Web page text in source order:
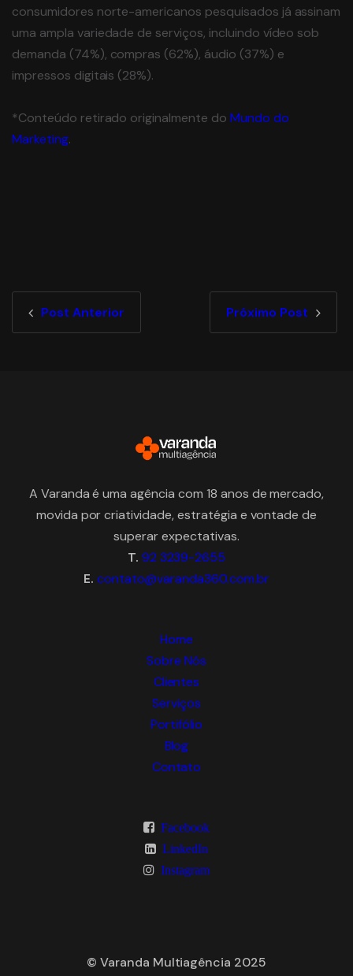
consumidores norte-americanos pesquisados já assinam
uma ampla variedade de serviços, incluindo vídeo sob
demanda (74%), compras (62%), áudio (37%) e
impressos digitais (28%).
*Conteúdo retirado originalmente do Mundo do
Marketing.
Post Anterior Próximo Post
A Varanda é uma agência com 18 anos de mercado,
movida por criatividade, estratégia e vontade de
superar expectativas.
T. 92 3239-2655
E. contato@varanda360.com.br
Home
Sobre Nós
Clientes
Serviços
Portifólio
Blog
Contato
Facebook
LinkedIn
Instagram
© Varanda Multiagência 2025